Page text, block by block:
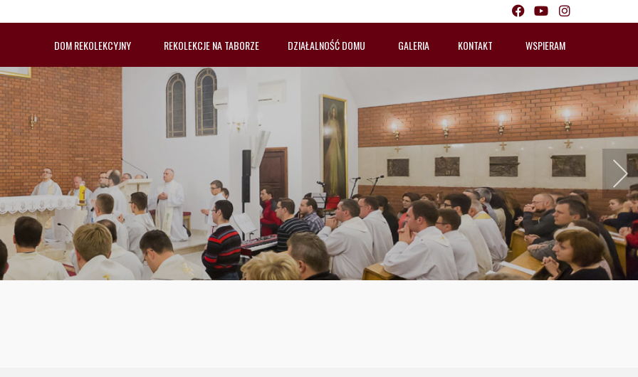
DOM REKOLEKCYJNY REKOLEKCJE NA TABORZE DZIAŁALNOŚĆ DOMU GALERIA KONTAKT WSPIERAM